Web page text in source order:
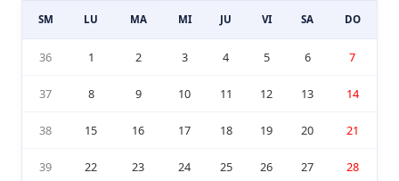
SM LU MA MI JU VI SA DO
36 1 2 3 4 5 6 7
37 8 9 10 11 12 13 14
38 15 16 17 18 19 20 21
39 22 23 24 25 26 27 28